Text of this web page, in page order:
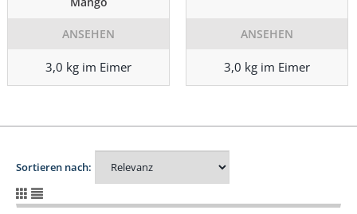
ANSEHEN
3,0 kg im Eimer
ANSEHEN
3,0 kg im Eimer
Sortieren nach: